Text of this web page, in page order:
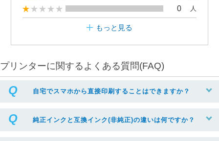
0 人
もっと見る
プリンターに関するよくある質問(FAQ)
自宅でスマホから直接印刷することはできますか？
純正インクと互換インク(非純正)の違いは何ですか？